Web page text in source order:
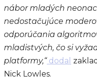
nábor mladých
nedostačujúce
odporúčania
mladistvých, čo si
platformy,“dodal
Nick Lowles.